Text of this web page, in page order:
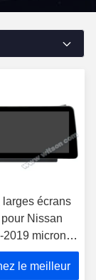
larges écrans
Nissan
2019 microns
stéréo 2017-
le meilleur